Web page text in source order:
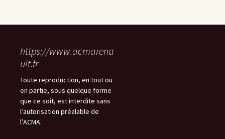
https://www.acmarena
ult.fr
Toute reproduction, en tout ou
en partie, sous quelque forme
que ce soit, est interdite sans
l’autorisation préalable de
l’ACMA.